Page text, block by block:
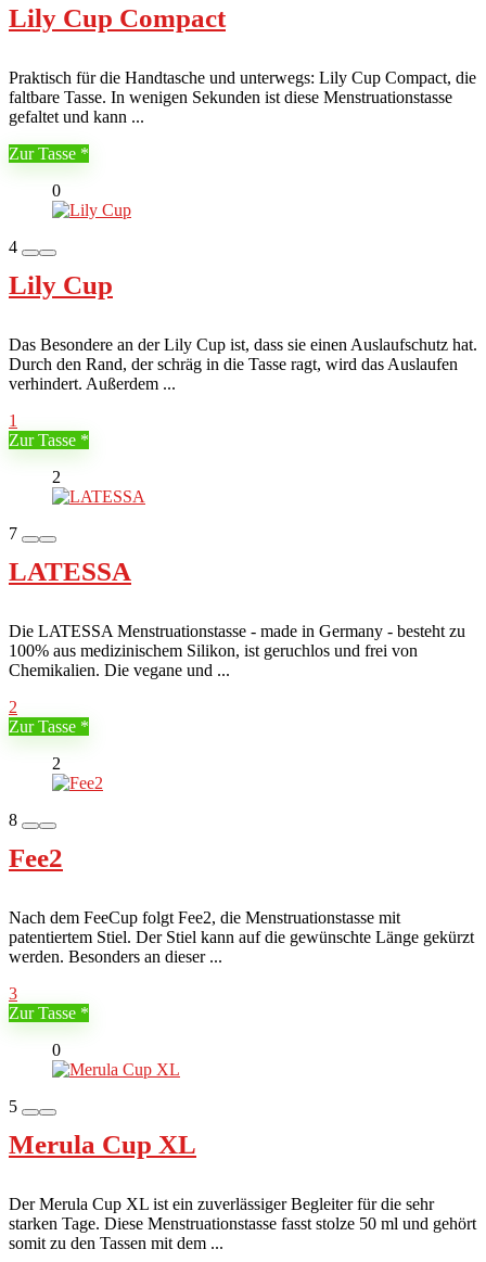
Lily Cup Compact
Praktisch für die Handtasche und unterwegs: Lily Cup Compact, die
faltbare Tasse. In wenigen Sekunden ist diese Menstruationstasse
gefaltet und kann ...
Zur Tasse
0
4
Lily Cup
Das Besondere an der Lily Cup ist, dass sie einen Auslaufschutz hat.
Durch den Rand, der schräg in die Tasse ragt, wird das Auslaufen
verhindert. Außerdem ...
1
Zur Tasse
2
7
LATESSA
Die LATESSA Menstruationstasse - made in Germany - besteht zu
100% aus medizinischem Silikon, ist geruchlos und frei von
Chemikalien. Die vegane und ...
2
Zur Tasse
2
8
Fee2
Nach dem FeeCup folgt Fee2, die Menstruationstasse mit
patentiertem Stiel. Der Stiel kann auf die gewünschte Länge gekürzt
werden. Besonders an dieser ...
3
Zur Tasse
0
5
Merula Cup XL
Der Merula Cup XL ist ein zuverlässiger Begleiter für die sehr
starken Tage. Diese Menstruationstasse fasst stolze 50 ml und gehört
somit zu den Tassen mit dem ...